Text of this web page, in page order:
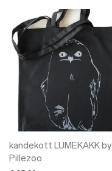
kandekott LUMEKAKK by
Pillezoo